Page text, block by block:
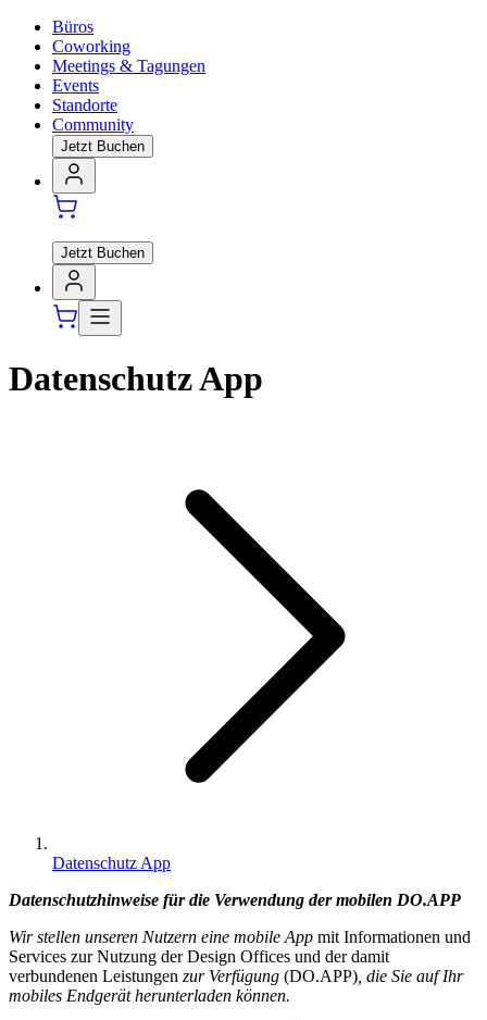
Büros
Coworking
Meetings & Tagungen
Events
Standorte
Community
Jetzt Buchen
Jetzt Buchen
Datenschutz App
Datenschutz App
Datenschutzhinweise für die Verwendung der mobilen DO.APP
Wir stellen unseren Nutzern eine mobile App mit Informationen und
Services zur Nutzung der Design Offices und der damit
verbundenen Leistungen zur Verfügung (DO.APP) , die Sie auf Ihr
mobiles Endgerät herunterladen können.